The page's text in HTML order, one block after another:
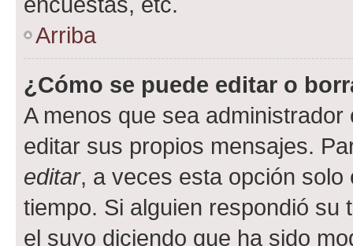
Arriba
¿Cómo se puede editar o
A menos que sea
editar sus propios mensajes.
editar, a veces esta opción
tiempo. Si alguien respondió su
el suyo diciendo que ha sido